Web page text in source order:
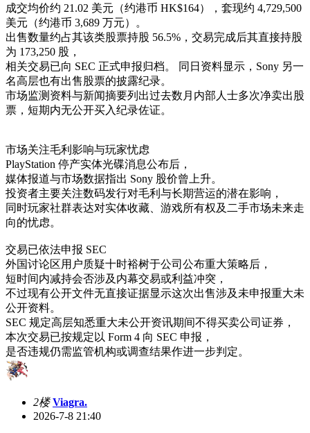
成交均价约 21.02 美元（约港币 HK$164），套现约 4,729,500
美元（约港币 3,689 万元）。
出售数量约占其该类股票持股 56.5%，交易完成后其直接持股
为 173,250 股，
相关交易已向 SEC 正式申报归档。 同日资料显示，Sony 另一
名高层也有出售股票的披露纪录。
市场监测资料与新闻摘要列出过去数月内部人士多次净卖出股
票，短期内无公开买入纪录佐证。
市场关注毛利影响与玩家忧虑
PlayStation 停产实体光碟消息公布后，
媒体报道与市场数据指出 Sony 股价曾上升。
投资者主要关注数码发行对毛利与长期营运的潜在影响，
同时玩家社群表达对实体收藏、游戏所有权及二手市场未来走
向的忧虑。
交易已依法申报 SEC
外国讨论区用户质疑十时裕树于公司公布重大策略后，
短时间内减持会否涉及内幕交易或利益冲突，
不过现有公开文件无直接证据显示这次出售涉及未申报重大未
公开资料。
SEC 规定高层知悉重大未公开资讯期间不得买卖公司证券，
本次交易已按规定以 Form 4 向 SEC 申报，
是否违规仍需监管机构或调查结果作进一步判定。
2楼 Viagra.
2026-7-8 21:40